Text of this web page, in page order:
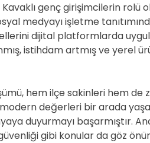
genç girişimcilerin rolü
medyayı işletme
dijital platformlarda
istihdam artmış ve yerel
hem ilçe sakinleri hem
değerleri bir arada
duyurmayı başarmıştır.
gibi konular da göz